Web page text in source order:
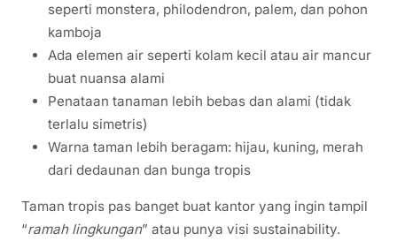
seperti monstera, philodendron, palem, dan pohon
kamboja
Ada elemen air seperti kolam kecil atau air mancur
buat nuansa alami
Penataan tanaman lebih bebas dan alami (tidak
terlalu simetris)
Warna taman lebih beragam: hijau, kuning, merah
dari dedaunan dan bunga tropis
Taman tropis pas banget buat kantor yang ingin tampil
“ramah lingkungan” atau punya visi sustainability.